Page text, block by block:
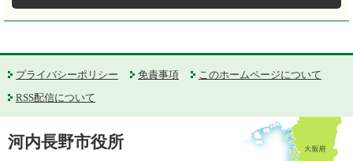
プライバシーポリシー 免責事項
このホームページについて
RSS配信について
河内長野市役所